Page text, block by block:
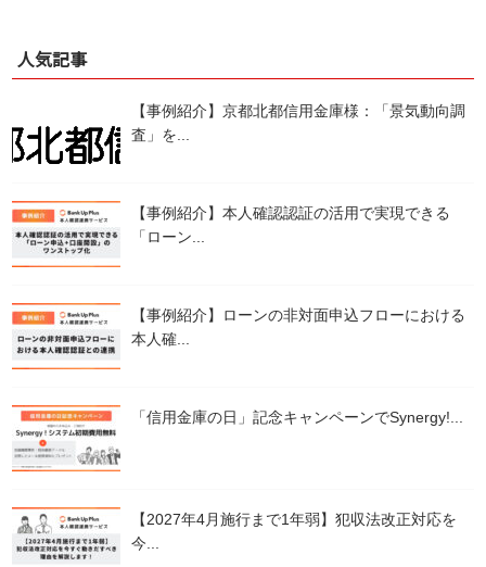
人気記事
【事例紹介】京都北都信用金庫様：「景気動向調
査」を...
【事例紹介】本人確認認証の活用で実現できる
「ローン...
【事例紹介】ローンの非対面申込フローにおける
本人確...
「信用金庫の日」記念キャンペーンでSynergy!...
【2027年4月施行まで1年弱】犯収法改正対応を
今...